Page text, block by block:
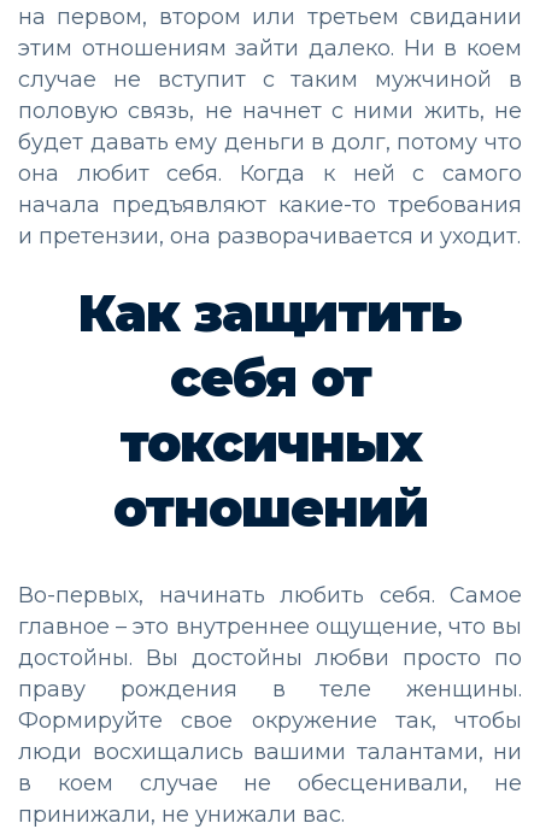
на первом, втором или третьем свидании
этим отношениям зайти далеко. Ни в коем
случае не вступит с таким мужчиной в
половую связь, не начнет с ними жить, не
будет давать ему деньги в долг, потому что
она любит себя. Когда к ней с самого
начала предъявляют какие-то требования
и претензии, она разворачивается и уходит.
Как защитить
себя от
токсичных
отношений
Во-первых, начинать любить себя. Самое
главное – это внутреннее ощущение, что вы
достойны. Вы достойны любви просто по
праву рождения в теле женщины.
Формируйте свое окружение так, чтобы
люди восхищались вашими талантами, ни
в коем случае не обесценивали, не
принижали, не унижали вас.